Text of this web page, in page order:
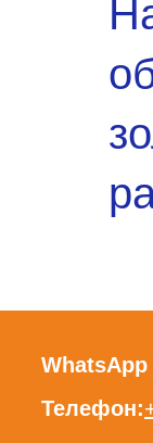
Телефон: